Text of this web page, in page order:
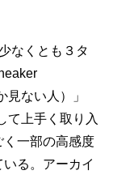
なくとも３タ
ない人）」
て上手く取り入
一部の高感度
る。アーカイ